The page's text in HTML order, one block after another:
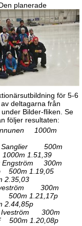
planerade
för 5-6
deltagarna från
Bilder-fliken. Se
följer resultaten:
1000m
Sanglier 500m
1.51,39
Engström 300m
500m 1.19,05
2.35,03
300m
1.21,17p
2.44,85p
Iveström 300m
500m 1.20,08p